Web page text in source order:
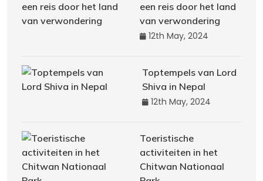
een reis door het land
van verwondering
12th May, 2024
Toptempels van Lord
Shiva in Nepal
12th May, 2024
Toeristische
activiteiten in het
Chitwan Nationaal